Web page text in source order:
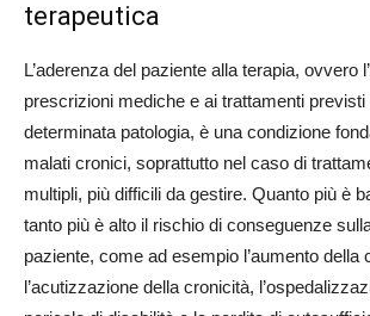
terapeutica
L’aderenza del paziente alla terapia, ovvero
prescrizioni mediche e ai trattamenti
determinata patologia, è una condizione
malati cronici, soprattutto nel caso di
multipli, più difficili da gestire. Quanto più è
tanto più è alto il rischio di conseguenze
paziente, come ad esempio l’aumento della
l’acutizzazione della cronicità,